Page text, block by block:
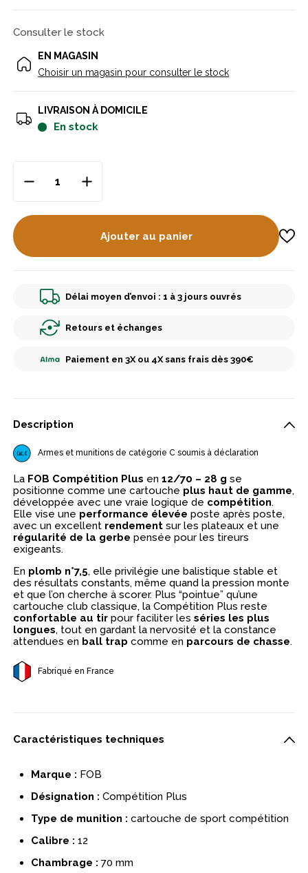
Consulter le stock
EN MAGASIN
Choisir un magasin pour consulter le stock
LIVRAISON À DOMICILE
en stock
Ajouter au panier
Délai moyen d’envoi : 1 à 3 jours ouvrés
Retours et échanges
Paiement en 3X ou 4X sans frais dès 390€
Description
Armes et munitions de catégorie C soumis à déclaration
La FOB Compétition Plus en12/70 – 28 g se
positionne comme une cartouche plus haut de gamme,
développée avec une vraie logique de compétition.
Elle vise une performance élevée poste après poste,
avec un excellent rendement sur les plateaux et une
régularité de la gerbe pensée pour les tireurs
exigeants.
En plomb n°7,5, elle privilégie une balistique stable et
des résultats constants, même quand la pression monte
et que l’on cherche à scorer. Plus “pointue” qu’une
cartouche club classique, la Compétition Plus reste
confortable au tir pour faciliter lesséries les plus
longues, tout en gardant la nervosité et la constance
attendues en ball trap comme en parcours de chasse.
Fabriqué en France
Caractéristiques techniques
Marque : FOB
Désignation : Compétition Plus
Type de munition : cartouche de sport compétition
Calibre : 12
Chambrage : 70 mm